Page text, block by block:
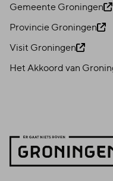
Gemeente Groningen
Provincie Groningen
Visit Groningen
Het Akkoord van